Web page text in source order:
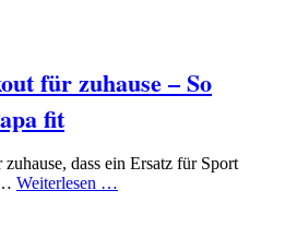
für zuhause – So
fit
dass ein Ersatz für Sport
Weiterlesen …